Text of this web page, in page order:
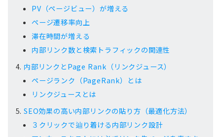
PV（ページビュー）が増える
ページ遷移率向上
滞在時間が増える
内部リンク数と検索トラフィックの関連性
内部リンクとPage Rank（リンクジュース）
ページランク（PageRank）とは
リンクジュースとは
SEO効果の高い内部リンクの貼り方（最適化方法）
３クリックで辿り着ける内部リンク設計